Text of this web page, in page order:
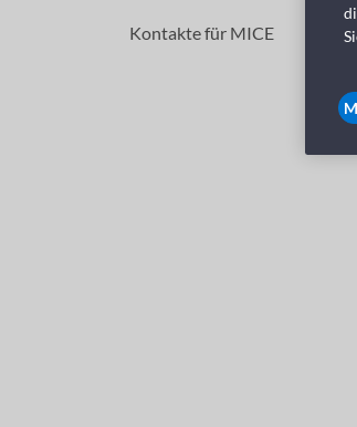
Kontakte für MICE